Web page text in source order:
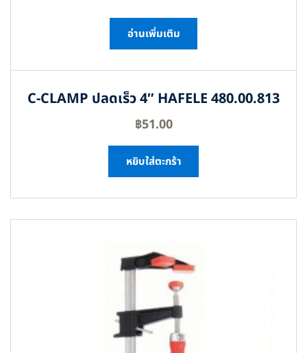
อ่านเพิ่มเติม
C-CLAMP ปลดเร็ว 4″ HAFELE 480.00.813
฿51.00
หยิบใส่ตะกร้า